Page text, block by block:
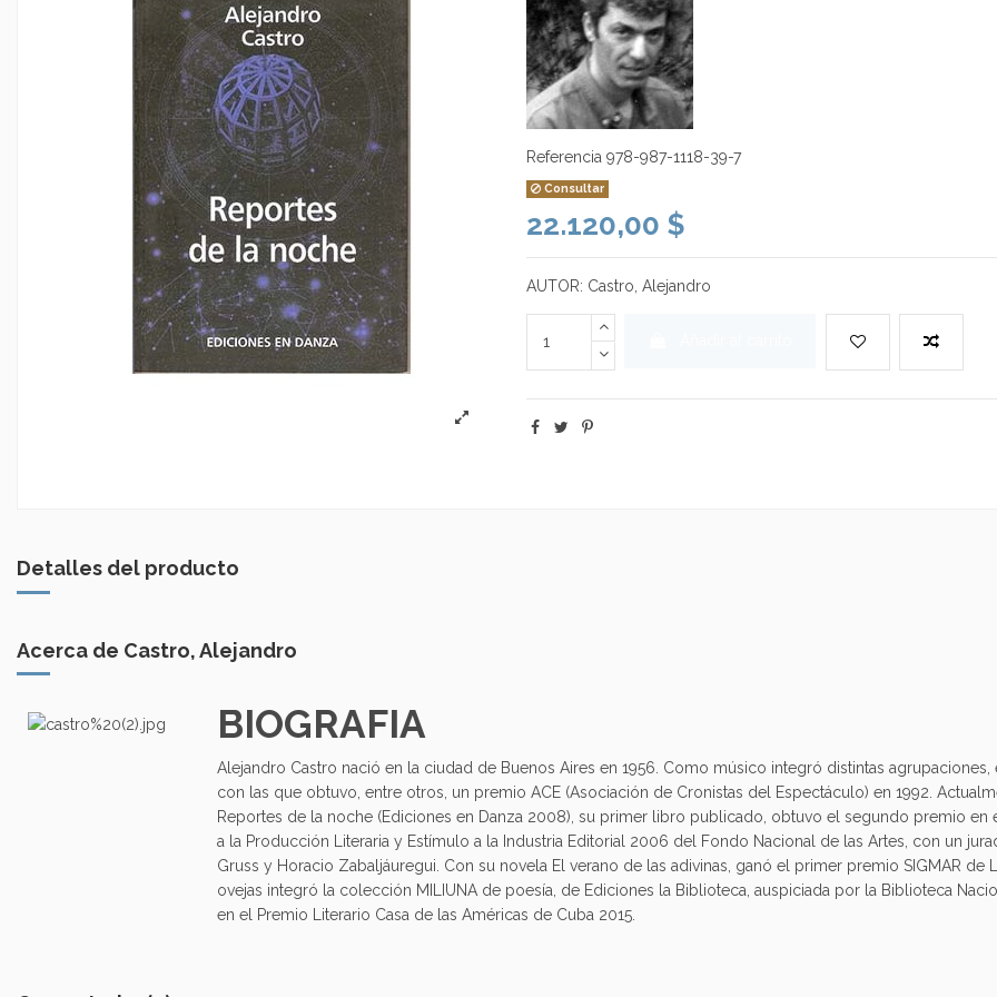
Referencia 978-987-1118-39-7
Consultar
22.120,00 $
AUTOR: Castro, Alejandro
Detalles del producto
Acerca de Castro, Alejandro
BIOGRAFIA
Alejandro Castro nació en la ciudad de Buenos Aires en 1956. Como músico integró distintas agrupaciones,
con las que obtuvo, entre otros, un premio ACE (Asociación de Cronistas del Espectáculo) en 1992.
Reportes de la noche (Ediciones en Danza 2008), su primer libro publicado, obtuvo el segundo premio
a la Producción Literaria y Estímulo a la Industria Editorial 2006 del Fondo Nacional de las Artes, con un
Gruss y Horacio Zabaljáuregui. Con su novela El verano de las adivinas, ganó el primer premio SIGMAR de
ovejas integró la colección MILIUNA de poesía, de Ediciones la Biblioteca, auspiciada por la Biblioteca
en el Premio Literario Casa de las Américas de Cuba 2015.